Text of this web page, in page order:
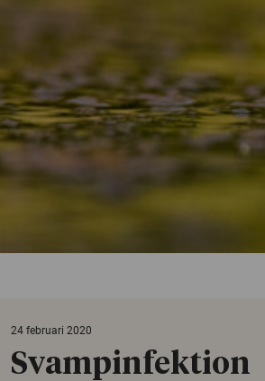
24 februari 2020
Svampinfektion